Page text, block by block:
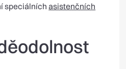
speciálníchasistenčních